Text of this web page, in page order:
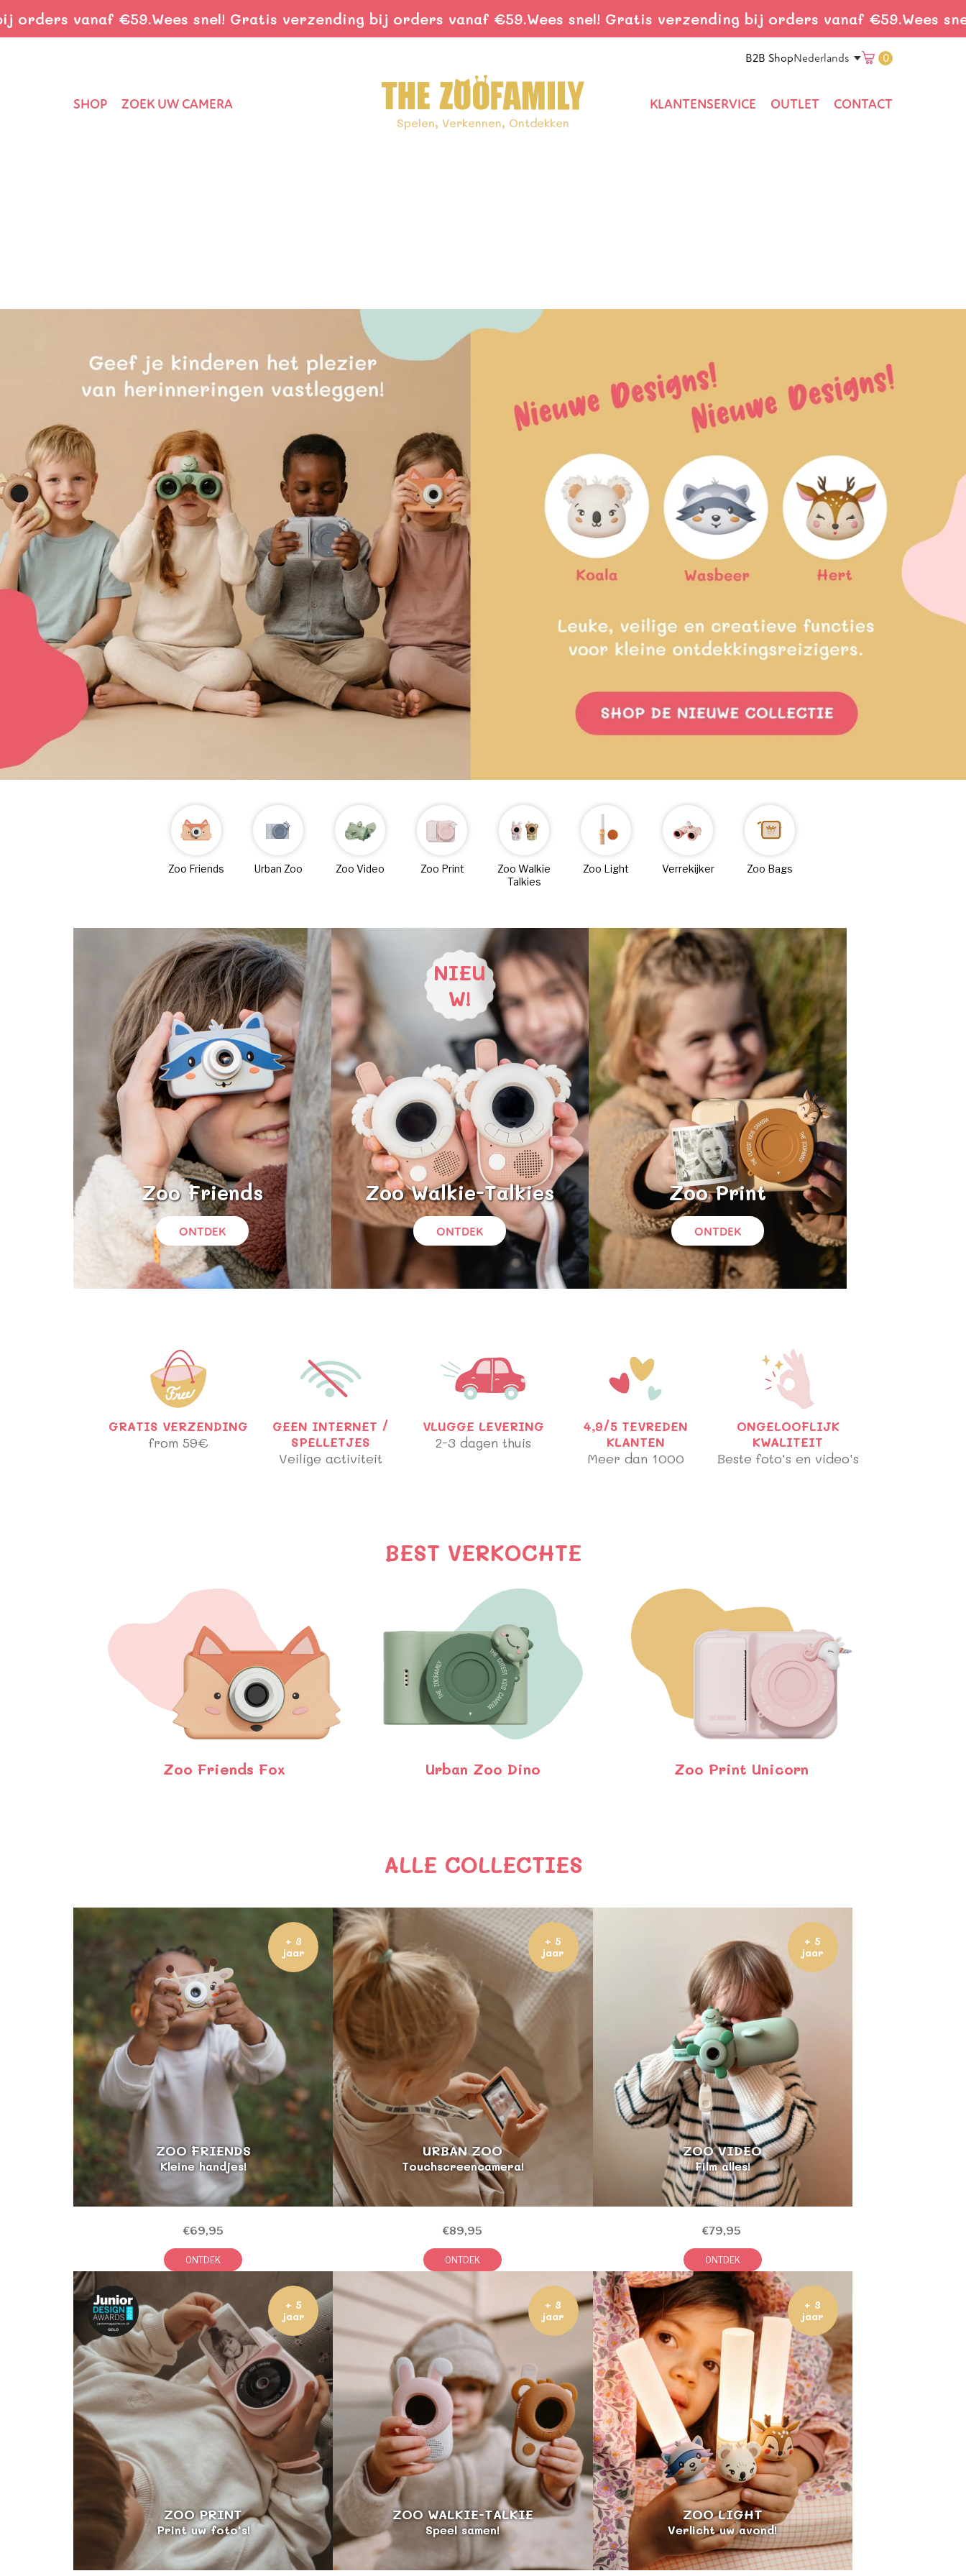
€59.Wees snel! Gratis verzending bij orders vanaf €59.Wees snel! Gratis verzending bij orders vanaf €59.Wees snel!
B2B ShopTranslation
Nederlands 0
SHOP ZOEK UW CAMERA
Spelen, Verkennen, Ontdekken
KLANTENSERVICE OUTLET CONTACT
Zoo Friends Urban Zoo Zoo Video Zoo Print
Zoo Walkie
Talkies
Zoo Light Verrekijker Zoo Bags
Zoo Friends
ONTDEK
NIEU
W!
Zoo Walkie-Talkies
ONTDEK
Zoo Print
ONTDEK
GRATIS VERZENDING
from 59€
GEEN INTERNET /
SPELLETJES
Veilige activiteit
VLUGGE LEVERING
2-3 dagen thuis
4,9/5 TEVREDEN
KLANTEN
Meer dan 1000
ONGELOOFLIJK
KWALITEIT
Beste foto's en video's
BEST VERKOCHTE
Zoo Friends Fox Urban Zoo Dino Zoo Print Unicorn
ALLE COLLECTIES
+ 3
jaar
ZOO FRIENDS
Kleine handjes!
€69,95
ONTDEK
+ 5
jaar
URBAN ZOO
Touchscreencamera!
€89,95
ONTDEK
+ 5
jaar
ZOO VIDEO
Film alles!
€79,95
ONTDEK
+ 5
jaar
ZOO PRINT
Print uw foto's!
+ 3
jaar
ZOO WALKIE-TALKIE
Speel samen!
+ 3
jaar
ZOO LIGHT
Verlicht uw avond!